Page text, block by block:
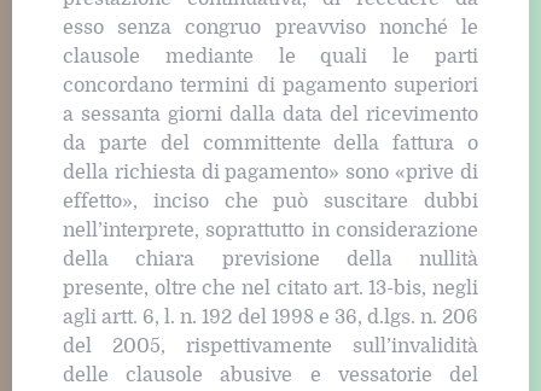
esso senza congruo preavviso nonché le
clausole mediante le quali le parti
concordano termini di pagamento superiori
a sessanta giorni dalla data del ricevimento
da parte del committente della fattura o
della richiesta di pagamento» sono «prive di
effetto», inciso che può suscitare dubbi
nell’interprete, soprattutto in considerazione
della chiara previsione della nullità
presente, oltre che nel citato art. 13-bis, negli
agli artt. 6, l. n. 192 del 1998 e 36, d.lgs. n. 206
del 2005, rispettivamente sull’invalidità
delle clausole abusive e vessatorie del